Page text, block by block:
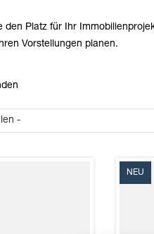
den Platz für Ihr
Vorstellungen planen.
NEU